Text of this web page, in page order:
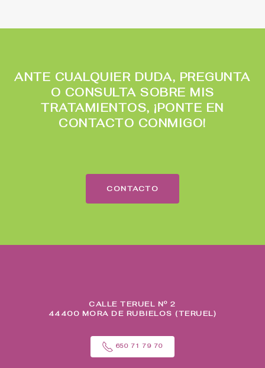
ANTE CUALQUIER DUDA, PREGUNTA
O CONSULTA SOBRE MIS
TRATAMIENTOS, ¡PONTE EN
CONTACTO CONMIGO!
CONTACTO
CALLE TERUEL Nº 2
44400 MORA DE RUBIELOS (TERUEL)
650 71 79 70